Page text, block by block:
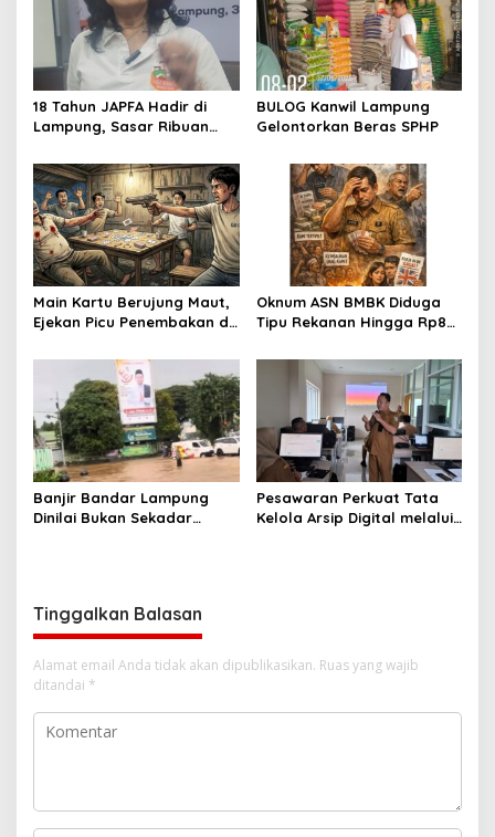
o
s
18 Tahun JAPFA Hadir di
Lampung, Sasar Ribuan
Sehat
BULOG Kanwil Lampung
Gelontorkan Beras SPHP
Main Kartu Berujung Maut,
Ejekan Picu Penembakan di
Oknum ASN BMBK Diduga
Tipu Rekanan Hingga Rp8
Banjir Bandar Lampung
Dinilai Bukan Sekadar
Pesawaran Perkuat Tata
Kelola Arsip Digital melalui
Tinggalkan Balasan
Alamat email Anda tidak akan dipublikasikan. Ruas yang wajib
ditandai *